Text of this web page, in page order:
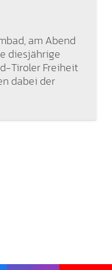
am Abend
diesjährige
Tiroler Freiheit
dabei der